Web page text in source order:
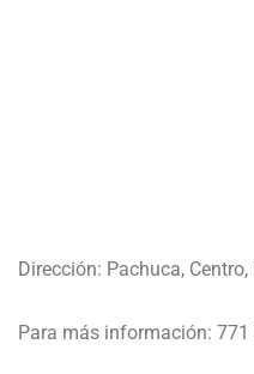
Dirección: Pachuca,
Para más información: